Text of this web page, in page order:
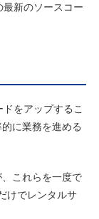
新のソースコー
をアップするこ
に業務を進める
これらを一度で
けでレンタルサ